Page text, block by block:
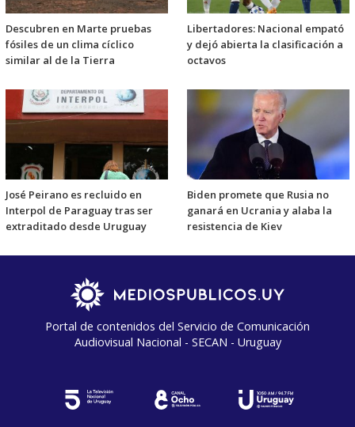
Descubren en Marte pruebas
fósiles de un clima cíclico
similar al de la Tierra
Libertadores: Nacional empató
y dejó abierta la clasificación a
octavos
José Peirano es recluido en
Interpol de Paraguay tras ser
extraditado desde Uruguay
Biden promete que Rusia no
ganará en Ucrania y alaba la
resistencia de Kiev
Portal de contenidos del Servicio de Comunicación
Audiovisual Nacional - SECAN - Uruguay